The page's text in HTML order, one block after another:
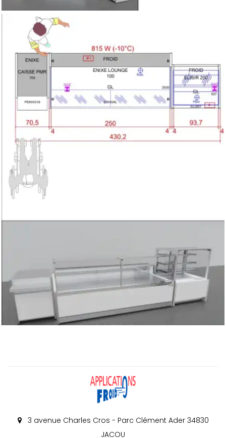
3 avenue Charles Cros - Parc Clément Ader 34830
JACOU